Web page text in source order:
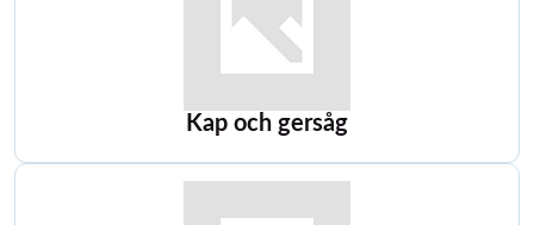
Kap och gersåg